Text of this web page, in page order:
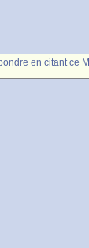
en citant ce